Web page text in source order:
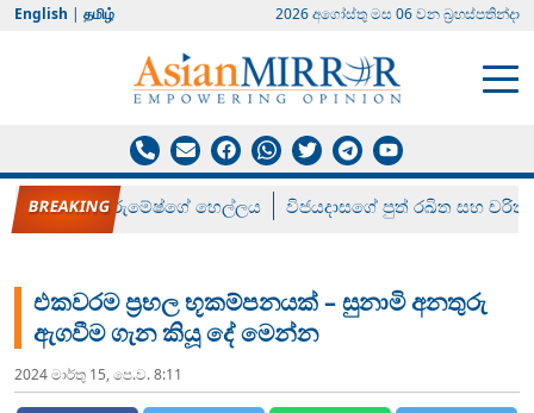
English | தமிழ் 2026 අගෝස්‍තු මස 06 වන බ්‍රහස්පතින්දා
රන් ගෙනා රුමේෂ්ගේ හෙල්ලය විජයදාසගේ පුත් රඛිත සහ චරිත්
එකවරම ප්‍රභල භූකම්පනයක් – සුනාමි අනතුරු
ඇගවීම ගැන කියූ දේ මෙන්න
2024 මාර්තු 15, පෙ.ව. 8:11